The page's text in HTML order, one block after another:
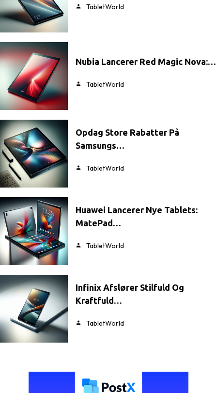
TabletWorld
Nubia Lancerer Red Magic Nova:…
TabletWorld
Opdag Store Rabatter På
Samsungs…
TabletWorld
Huawei Lancerer Nye Tablets:
MatePad…
TabletWorld
Infinix Afslører Stilfuld Og
Kraftfuld…
TabletWorld